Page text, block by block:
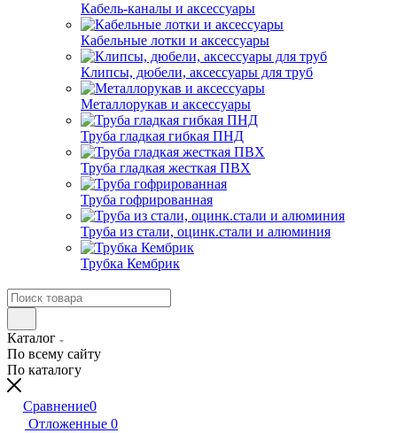
Кабель-каналы и аксессуары
Кабельные лотки и аксессуары
Клипсы, дюбели, аксессуары для труб
Металлорукав и аксессуары
Труба гладкая гибкая ПНД
Труба гладкая жесткая ПВХ
Труба гофрированная
Труба из стали, оцинк.стали и алюминия
Трубка Кембрик
Каталог
По всему сайту
По каталогу
Сравнение0
Отложенные 0